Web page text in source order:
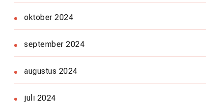
oktober 2024
september 2024
augustus 2024
juli 2024